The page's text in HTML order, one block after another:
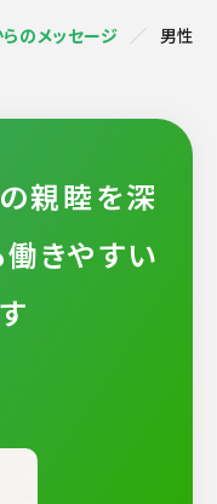
のメッセージ 男性
親睦を深
きやすい